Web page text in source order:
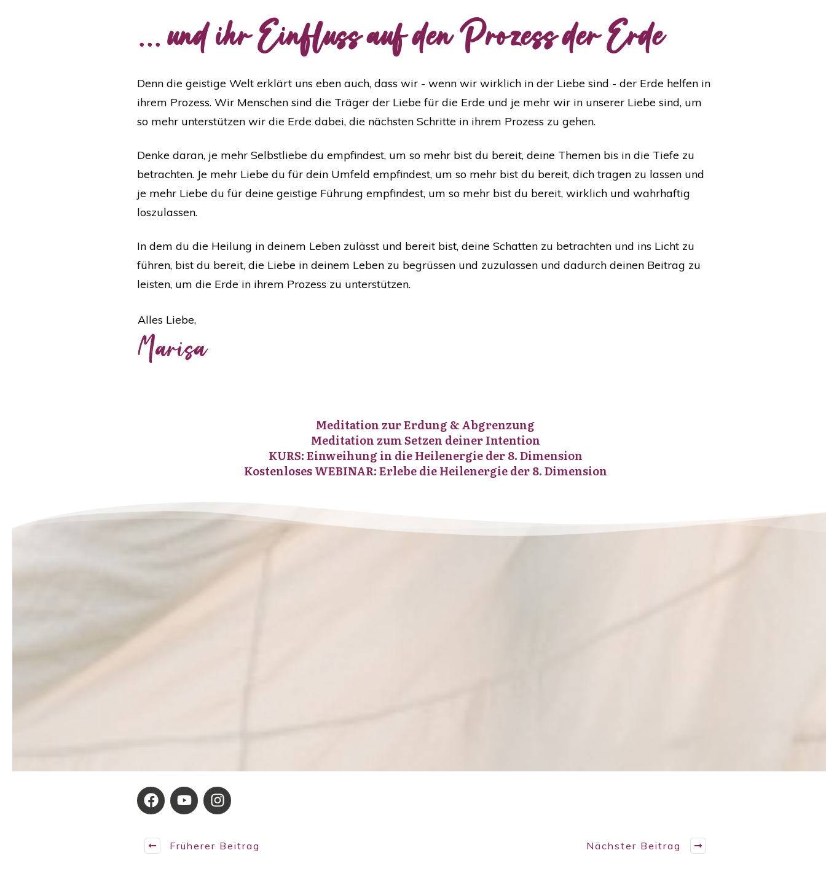
... und ihr Einfluss auf den Prozess der Erde
Denn die geistige Welt erklärt uns eben auch, dass wir - wenn wir wirklich in der Liebe sind - der Erde helfen in
ihrem Prozess. Wir Menschen sind die Träger der Liebe für die Erde und je mehr wir in unserer Liebe sind, um
so mehr unterstützen wir die Erde dabei, die nächsten Schritte in ihrem Prozess zu gehen.
Denke daran, je mehr Selbstliebe du empfindest, um so mehr bist du bereit, deine Themen bis in die Tiefe zu
betrachten. Je mehr Liebe du für dein Umfeld empfindest, um so mehr bist du bereit, dich tragen zu lassen und
je mehr Liebe du für deine geistige Führung empfindest, um so mehr bist du bereit, wirklich und wahrhaftig
loszulassen.
In dem du die Heilung in deinem Leben zulässt und bereit bist, deine Schatten zu betrachten und ins Licht zu
führen, bist du bereit, die Liebe in deinem Leben zu begrüssen und zuzulassen und dadurch deinen Beitrag zu
leisten, um die Erde in ihrem Prozess zu unterstützen.
Alles Liebe,
Marisa
Meditation zur Erdung & Abgrenzung
Meditation zum Setzen deiner Intention
KURS: Einweihung in die Heilenergie der 8. Dimension
Kostenloses WEBINAR: Erlebe die Heilenergie der 8. Dimension
Früherer Beitrag Nächster Beitrag